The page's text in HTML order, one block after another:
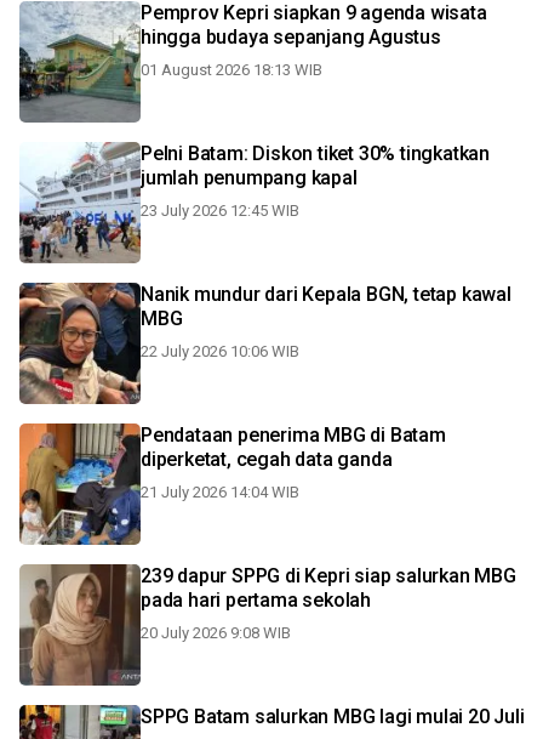
Pemprov Kepri siapkan 9 agenda wisata
hingga budaya sepanjang Agustus
01 August 2026 18:13 WIB
Pelni Batam: Diskon tiket 30% tingkatkan
jumlah penumpang kapal
23 July 2026 12:45 WIB
Nanik mundur dari Kepala BGN, tetap kawal
MBG
22 July 2026 10:06 WIB
Pendataan penerima MBG di Batam
diperketat, cegah data ganda
21 July 2026 14:04 WIB
239 dapur SPPG di Kepri siap salurkan MBG
pada hari pertama sekolah
20 July 2026 9:08 WIB
SPPG Batam salurkan MBG lagi mulai 20 Juli